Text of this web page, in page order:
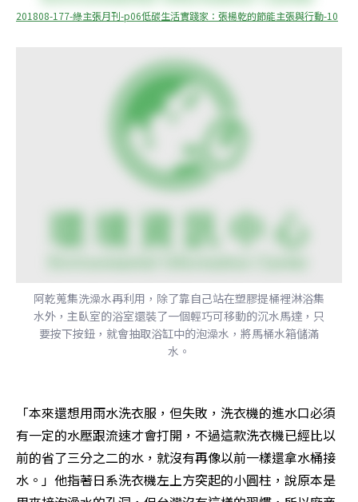
201808-177-綠主張月刊-p06低碳生活實踐家：張楊乾的節能主張與行動-10
阿乾蒐集洗澡水再利用，除了靠自己站在塑膠提桶裡淋浴集
水外，主臥室的浴室還裝了一個輕巧可移動的沉水馬達，只
要按下按鈕，就會抽取浴缸中的泡澡水，將馬桶水箱儲滿
水。
「本來還想用雨水洗衣服，但失敗，洗衣機的進水口必須
有一定的水壓跟流速才會打開，不過這款洗衣機已經比以
前的省了三分之二的水，就沒有再像以前一樣還拿水桶接
水。」他指著日系洗衣機左上方突起的小圓柱，說原本是